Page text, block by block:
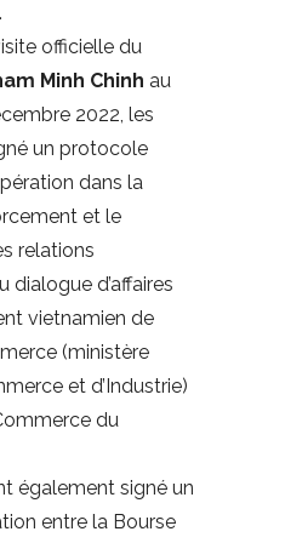
officielle du
Minh Chinh au
2022, les
un protocole
dans la
et le
relations
d’affaires
vietnamien de
(ministère
et d’Industrie)
du
également signé un
entre la Bourse